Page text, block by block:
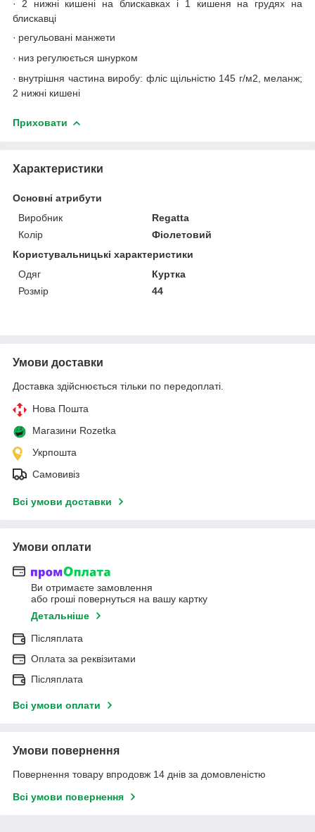
·
2 нижні кишені на блискавках і 1 кишеня на грудях на
блискавці
· регульовані манжети
· низ регулюється шнурком
· внутрішня частина виробу: фліс щільністю 145 г/м2, меланж;
2 нижні кишені
Приховати
Характеристики
Основні атрибути
Виробник
Regatta
Колір
Фіолетовий
Користувальницькі характеристики
Одяг
Куртка
Розмір
44
Умови доставки
Доставка здійснюється тільки по передоплаті.
Нова Пошта
Магазини Rozetka
Укрпошта
Самовивіз
Всі умови доставки
Умови оплати
Ви отримаєте замовлення
або гроші повернуться на вашу картку
Детальніше
Післяплата
Оплата за реквізитами
Післяплата
Всі умови оплати
Умови повернення
Повернення товару впродовж 14 днів за домовленістю
Всі умови повернення